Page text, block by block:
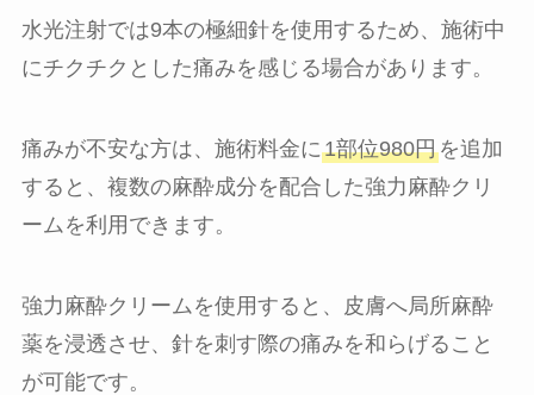
水光注射では9本の極細針を使用するため、施術中
にチクチクとした痛みを感じる場合があります。
痛みが不安な方は、施術料金に1部位980円を追加
すると、複数の麻酔成分を配合した強力麻酔クリ
ームを利用できます。
強力麻酔クリームを使用すると、皮膚へ局所麻酔
薬を浸透させ、針を刺す際の痛みを和らげること
が可能です。